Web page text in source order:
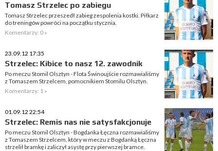
Tomasz Strzelec po zabiegu
Tomasz Strzelec przeszedł zabieg zespolenia kostki. Piłkarz
do treningów powróci na początku stycznia.
Komentarzy: 0 »
23.09.12 17:35
Strzelec: Kibice to nasz 12. zawodnik
Po meczu Stomil Olsztyn - Flota Świnoujście rozmawialiśmy
z Tomaszem Strzelcem, pomocnikiem Stomilu Olsztyn.
Komentarzy: 1 »
01.09.12 22:54
Strzelec: Remis nas nie satysfakcjonuje
Po meczu Stomil Olsztyn - Bogdanka Łęczna rozmawialiśmy
z Tomaszem Strzelcem, który w meczu z Bogdanką Łęczna
strzelił bramkę i zaliczył asystę przy pierwszej bramce.